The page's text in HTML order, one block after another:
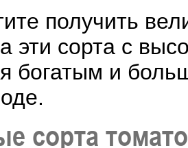
получить
эти сорта с
богатым и
сорта